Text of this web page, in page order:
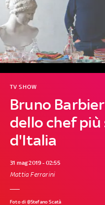
Bruno
dello chef
d'Italia
TV SHOW
31 mag 2019 - 02:55
Mattia Ferrarini
Foto di @Stefano Scatà